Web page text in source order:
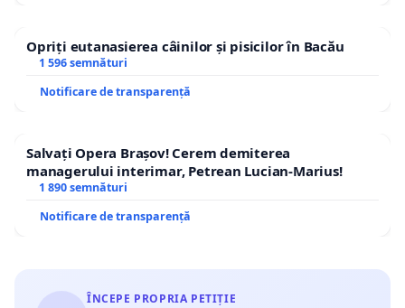
Opriți eutanasierea câinilor și pisicilor în Bacău
1 596 semnături
Notificare de transparență
Salvați Opera Brașov! Cerem demiterea
managerului interimar, Petrean Lucian-Marius!
1 890 semnături
Notificare de transparență
ÎNCEPE PROPRIA PETIȚIE